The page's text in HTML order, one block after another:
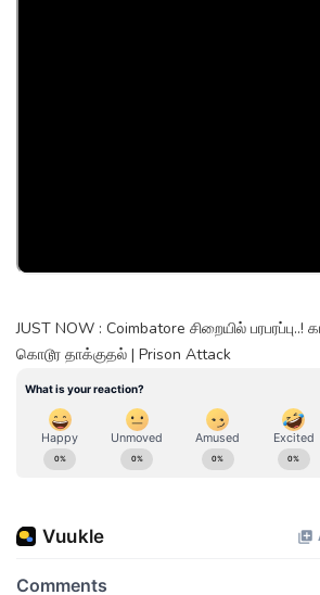
JUST NOW : Coimbatore சிறையில்
கொடூர தாக்குதல் | Prison Attack